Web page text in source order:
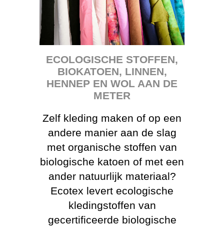
ECOLOGISCHE STOFFEN,
BIOKATOEN, LINNEN,
HENNEP EN WOL AAN DE
METER
Zelf kleding maken of op een
andere manier aan de slag
met organische stoffen van
biologische katoen of met een
ander natuurlijk materiaal?
Ecotex levert ecologische
kledingstoffen van
gecertificeerde biologische